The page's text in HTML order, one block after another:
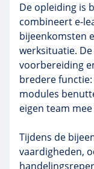
De opleiding is
combineert e-
bijeenkomsten
werksituatie.
voorbereiding
bredere
modules
eigen team
Tijdens de
vaardigheden,